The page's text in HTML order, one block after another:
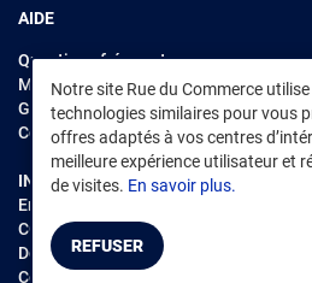
AIDE
Questions fréquentes
Modes de règlements
Garantie et retours
Contacter Rue du Commerce
INFORMATIONS LÉGALES
Environnement
CGV /CGU Marketplace
Données personnelles
Cookies
Notre site Rue du Commerce
technologies similaires pour vous
offres adaptés à vos centres
meilleure expérience utilisateur et
de visites. En savoir plus.
REFUSER